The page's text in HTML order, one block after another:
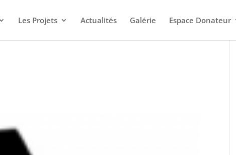
Les Projets Actualités Galérie Espace Donateur